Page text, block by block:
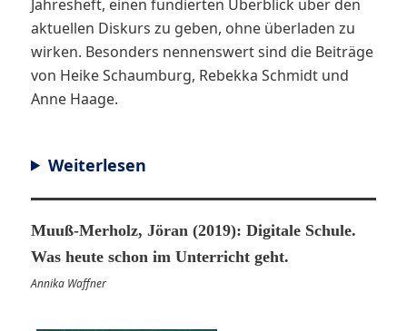
Jahresheft, einen fundierten Überblick über den
aktuellen Diskurs zu geben, ohne überladen zu
wirken. Besonders nennenswert sind die Beiträge
von Heike Schaumburg, Rebekka Schmidt und
Anne Haage.
Weiterlesen
Muuß-Merholz, Jöran (2019): Digitale Schule.
Was heute schon im Unterricht geht.
Annika Waffner